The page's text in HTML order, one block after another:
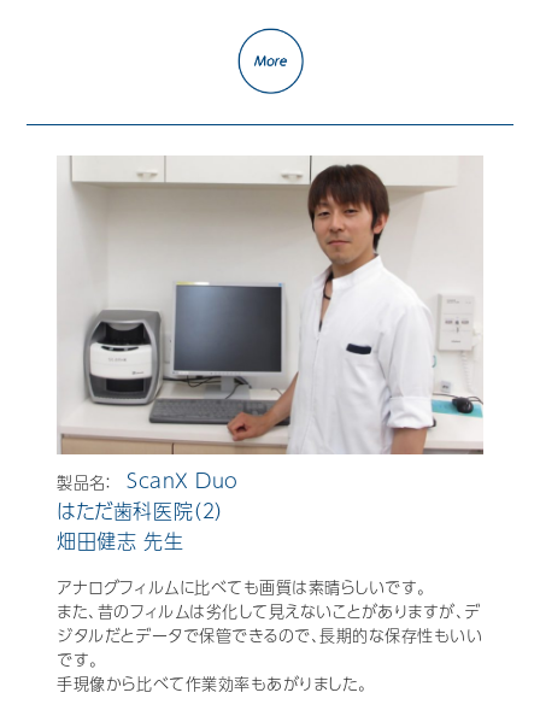
製品名：ScanX Duo
はただ歯科医院（２）
畑田健志 先生
アナログフィルムに比べても画質は素晴らしいです。
また、昔のフィルムは劣化して見えないことがありますが、デ
ジタルだとデータで保管できるので、長期的な保存性もいい
です。
手現像から比べて作業効率もあがりました。